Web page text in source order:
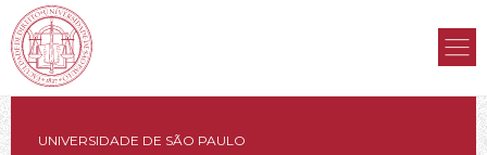
UNIVERSIDADE DE SÃO PAULO